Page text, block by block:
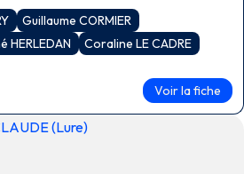
participative, transaction)
Guillaume CORMIER
HERLEDAN
Coraline LE CADRE
Voir la fiche